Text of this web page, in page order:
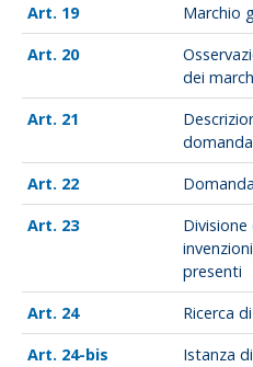
19
Marchio
20
dei
21
22
23
presenti
24
Ricerca
24-bis
Istanza